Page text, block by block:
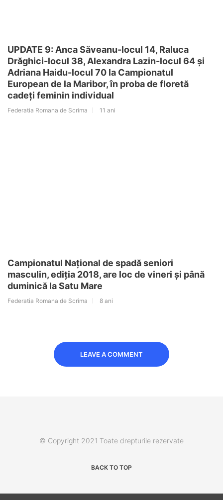
UPDATE 9: Anca Săveanu-locul 14, Raluca
Drăghici-locul 38, Alexandra Lazin-locul 64 și
Adriana Haidu-locul 70 la Campionatul
European de la Maribor, în proba de floretă
cadeți feminin individual
Federatia Romana de Scrima 11 ani
Campionatul Național de spadă seniori
masculin, ediția 2018, are loc de vineri și până
duminică la Satu Mare
Federatia Romana de Scrima 8 ani
LEAVE A COMMENT
© Copyright 2021 Toate drepturile rezervate
BACK TO TOP